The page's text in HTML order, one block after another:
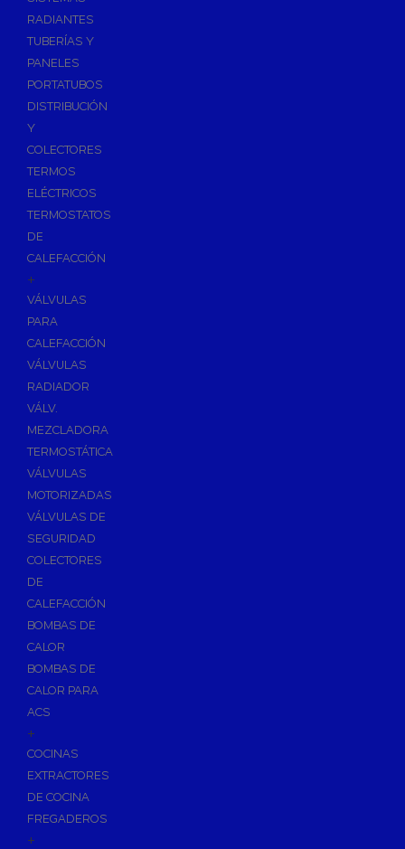
Ósmosis con Depósito
Recambios de Ósmosis
Grifería de Ósmosis
Regulación y Dosificación de Agua
RADIANTES
TUBERÍAS Y
PANELES
PORTATUBOS
DISTRIBUCIÓN
Y
COLECTORES
TERMOS
ELÉCTRICOS
TERMOSTATOS
DE
CALEFACCIÓN
+
VÁLVULAS
PARA
CALEFACCIÓN
VÁLVULAS
RADIADOR
VÁLV.
MEZCLADORA
TERMOSTÁTICA
VÁLVULAS
MOTORIZADAS
VÁLVULAS DE
SEGURIDAD
COLECTORES
DE
CALEFACCIÓN
BOMBAS DE
CALOR
BOMBAS DE
CALOR PARA
ACS
+
COCINAS
EXTRACTORES
DE COCINA
FREGADEROS
+